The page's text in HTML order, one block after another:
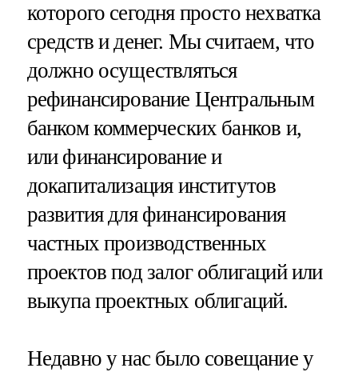
которого сегодня просто нехватка
средств и денег. Мы считаем, что
должно осуществляться
рефинансирование Центральным
банком коммерческих банков и,
или финансирование и
докапитализация институтов
развития для финансирования
частных производственных
проектов под залог облигаций или
выкупа проектных облигаций.
Недавно у нас было совещание у